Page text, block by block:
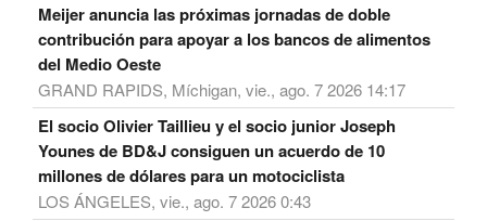
Meijer anuncia las próximas jornadas de doble
contribución para apoyar a los bancos de alimentos
del Medio Oeste
GRAND RAPIDS, Míchigan, vie., ago. 7 2026 14:17
El socio Olivier Taillieu y el socio junior Joseph
Younes de BD&J consiguen un acuerdo de 10
millones de dólares para un motociclista
LOS ÁNGELES, vie., ago. 7 2026 0:43